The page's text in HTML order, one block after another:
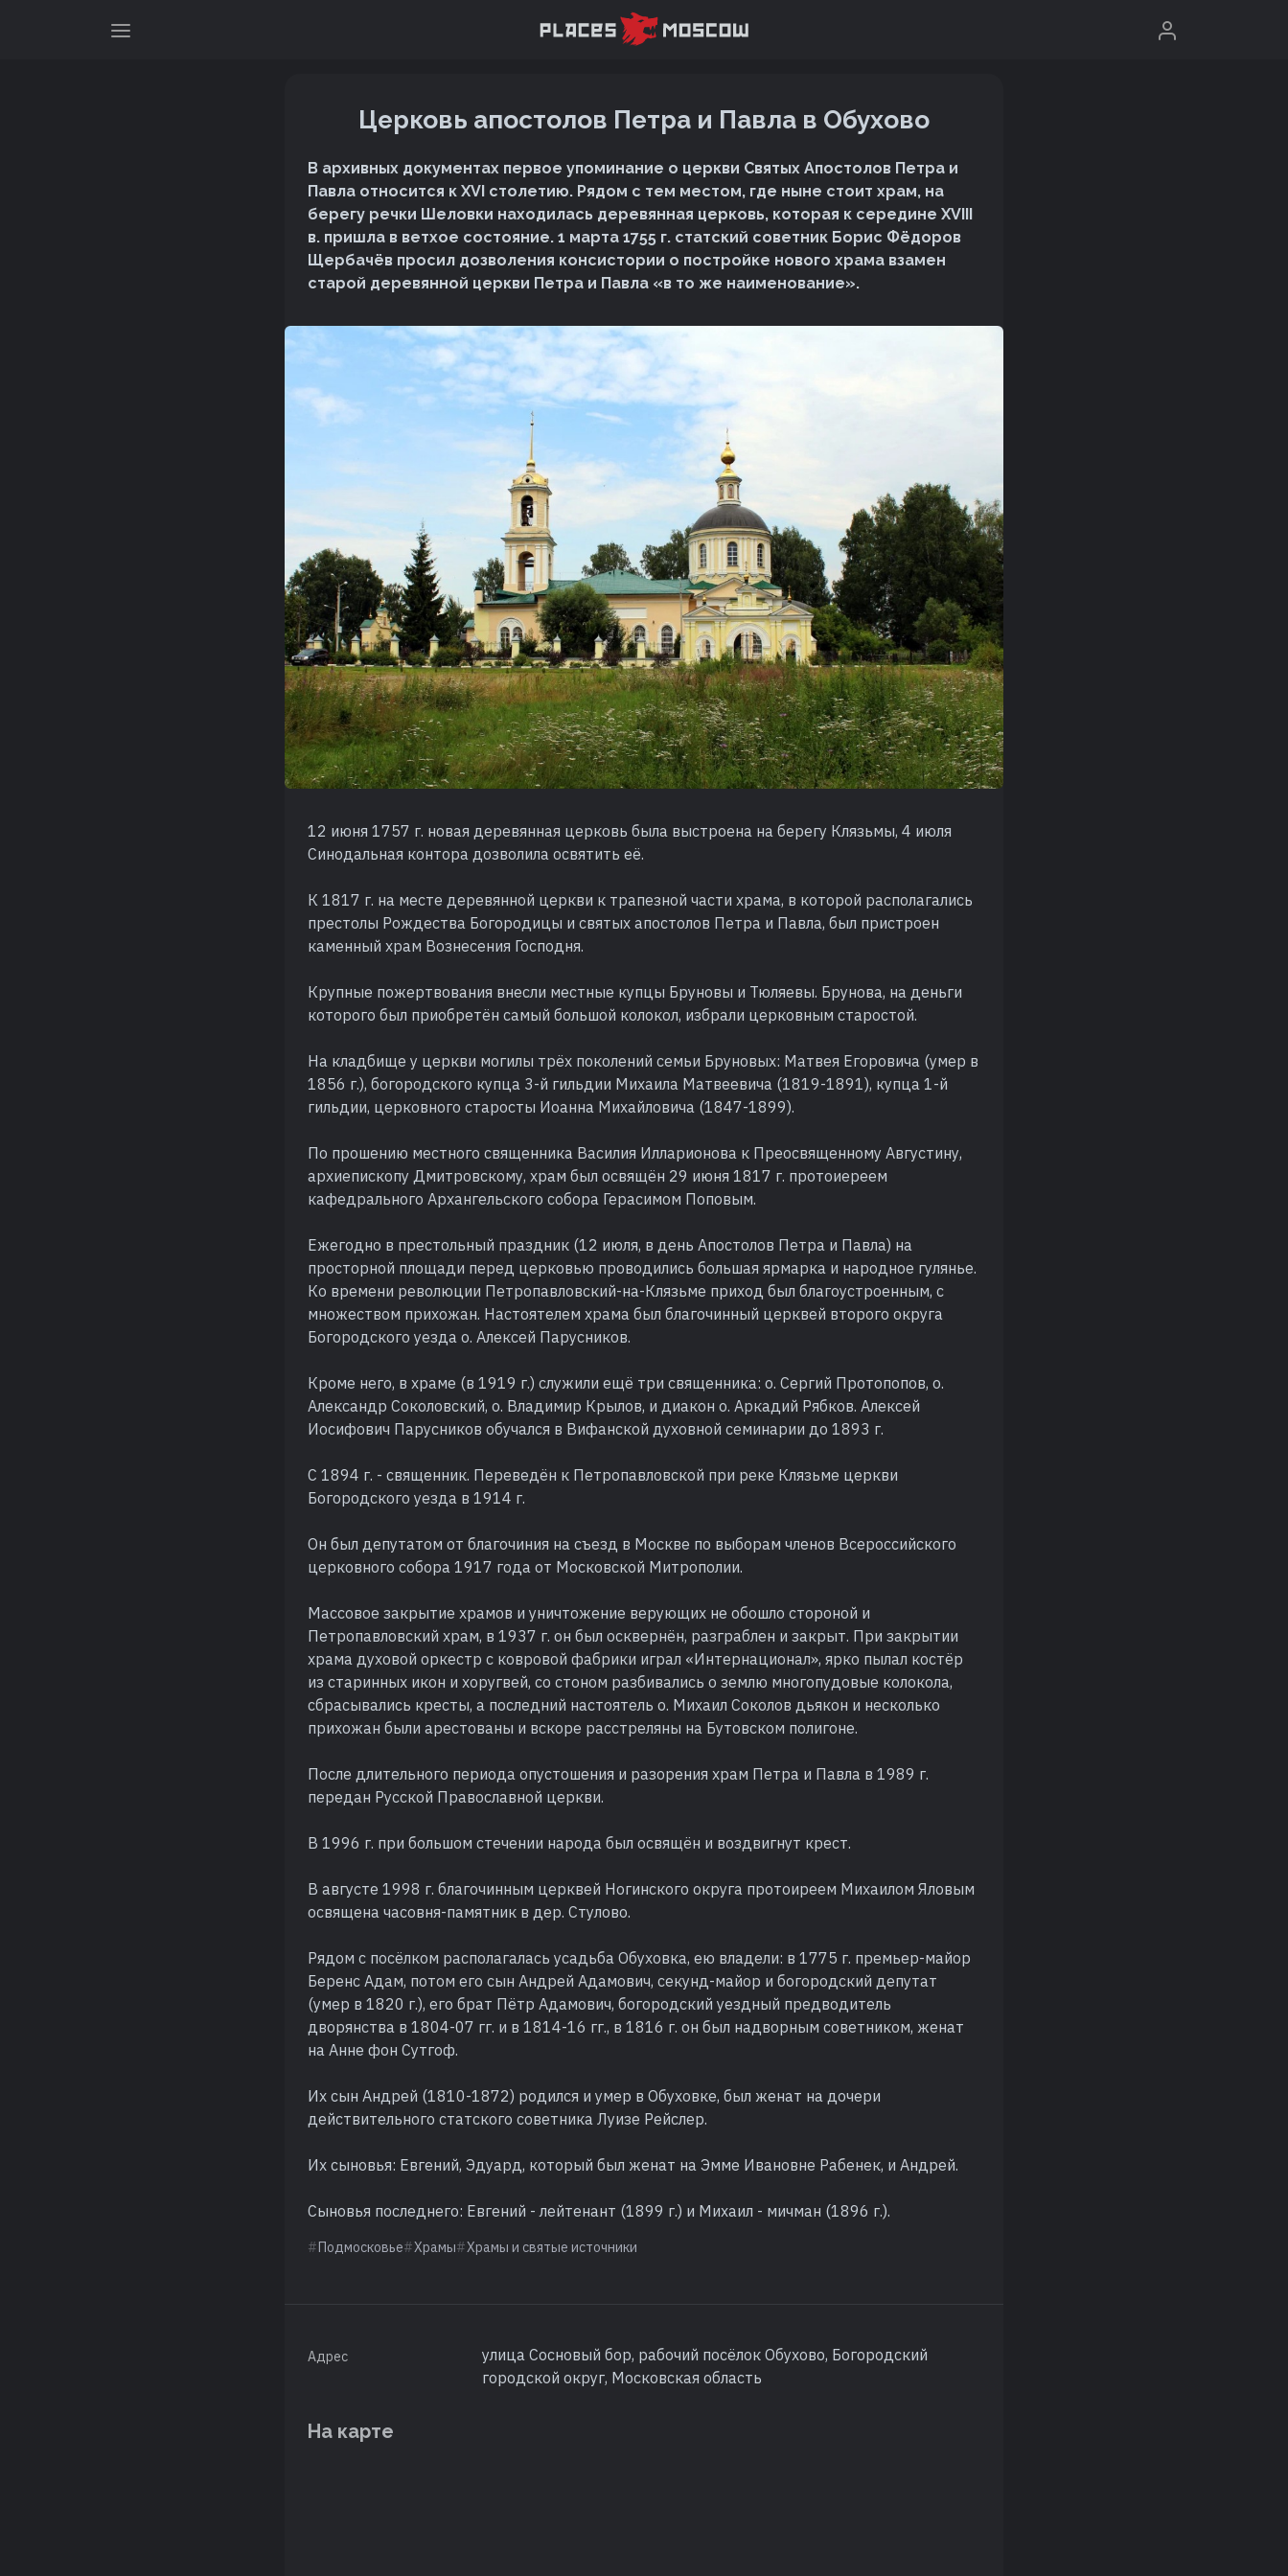
Церковь апостолов Петра и Павла в Обухово
В архивных документах первое упоминание о церкви Святых Апостолов Петра и
Павла относится к XVI столетию. Рядом с тем местом, где ныне стоит храм, на
берегу речки Шеловки находилась деревянная церковь, которая к середине XVIII
в. пришла в ветхое состояние. 1 марта 1755 г. статский советник Борис Фёдоров
Щербачёв просил дозволения консистории о постройке нового храма взамен
старой деревянной церкви Петра и Павла «в то же наименование».
12 июня 1757 г. новая деревянная церковь была выстроена на берегу Клязьмы, 4 июля
Синодальная контора дозволила освятить её.
К 1817 г. на месте деревянной церкви к трапезной части храма, в которой располагались
престолы Рождества Богородицы и святых апостолов Петра и Павла, был пристроен
каменный храм Вознесения Господня.
Крупные пожертвования внесли местные купцы Бруновы и Тюляевы. Брунова, на деньги
которого был приобретён самый большой колокол, избрали церковным старостой.
На кладбище у церкви могилы трёх поколений семьи Бруновых: Матвея Егоровича (умер в
1856 г.), богородского купца 3-й гильдии Михаила Матвеевича (1819-1891), купца 1-й
гильдии, церковного старосты Иоанна Михайловича (1847-1899).
По прошению местного священника Василия Илларионова к Преосвященному Августину,
архиепископу Дмитровскому, храм был освящён 29 июня 1817 г. протоиереем
кафедрального Архангельского собора Герасимом Поповым.
Ежегодно в престольный праздник (12 июля, в день Апостолов Петра и Павла) на
просторной площади перед церковью проводились большая ярмарка и народное гулянье.
Ко времени революции Петропавловский-на-Клязьме приход был благоустроенным, с
множеством прихожан. Настоятелем храма был благочинный церквей второго округа
Богородского уезда о. Алексей Парусников.
Кроме него, в храме (в 1919 г.) служили ещё три священника: о. Сергий Протопопов, о.
Александр Соколовский, о. Владимир Крылов, и диакон о. Аркадий Рябков. Алексей
Иосифович Парусников обучался в Вифанской духовной семинарии до 1893 г.
С 1894 г. - священник. Переведён к Петропавловской при реке Клязьме церкви
Богородского уезда в 1914 г.
Он был депутатом от благочиния на съезд в Москве по выборам членов Всероссийского
церковного собора 1917 года от Московской Митрополии.
Массовое закрытие храмов и уничтожение верующих не обошло стороной и
Петропавловский храм, в 1937 г. он был осквернён, разграблен и закрыт. При закрытии
храма духовой оркестр с ковровой фабрики играл «Интернационал», ярко пылал костёр
из старинных икон и хоругвей, со стоном разбивались о землю многопудовые колокола,
сбрасывались кресты, а последний настоятель о. Михаил Соколов дьякон и несколько
прихожан были арестованы и вскоре расстреляны на Бутовском полигоне.
После длительного периода опустошения и разорения храм Петра и Павла в 1989 г.
передан Русской Православной церкви.
В 1996 г. при большом стечении народа был освящён и воздвигнут крест.
В августе 1998 г. благочинным церквей Ногинского округа протоиреем Михаилом Яловым
освящена часовня-памятник в дер. Стулово.
Рядом с посёлком располагалась усадьба Обуховка, ею владели: в 1775 г. премьер-майор
Беренс Адам, потом его сын Андрей Адамович, секунд-майор и богородский депутат
(умер в 1820 г.), его брат Пётр Адамович, богородский уездный предводитель
дворянства в 1804-07 гг. и в 1814-16 гг., в 1816 г. он был надворным советником, женат
на Анне фон Сутгоф.
Их сын Андрей (1810-1872) родился и умер в Обуховке, был женат на дочери
действительного статского советника Луизе Рейслер.
Их сыновья: Евгений, Эдуард, который был женат на Эмме Ивановне Рабенек, и Андрей.
Сыновья последнего: Евгений - лейтенант (1899 г.) и Михаил - мичман (1896 г.).
Подмосковье Храмы Храмы и святые источники
Адрес
улица Сосновый бор, рабочий посёлок Обухово, Богородский
городской округ, Московская область
На карте